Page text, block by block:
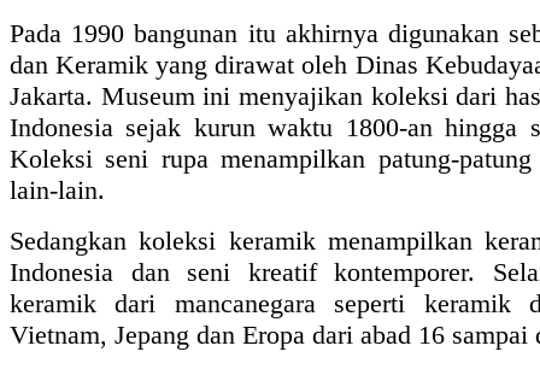
Pada 1990 bangunan itu akhirnya digunakan
dan Keramik yang dirawat oleh Dinas
Jakarta. Museum ini menyajikan koleksi dari
Indonesia sejak kurun waktu 1800-an hingga
Koleksi seni rupa menampilkan patung-
lain-lain.
Sedangkan koleksi keramik menampilkan
Indonesia dan seni kreatif kontemporer.
keramik dari mancanegara seperti keramik
Vietnam, Jepang dan Eropa dari abad 16 sampai